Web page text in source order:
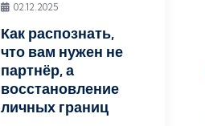
02.12.2025
Как распознать,
что вам нужен не
партнёр, а
восстановление
личных границ